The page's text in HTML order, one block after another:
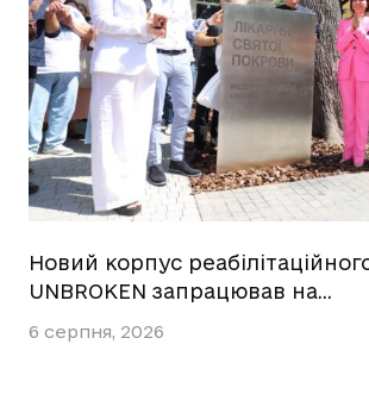
Новий корпус
UNBROKEN запрацював на…
6 серпня, 2026